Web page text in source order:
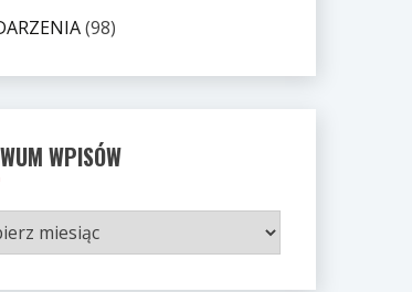
(98)
WPISÓW